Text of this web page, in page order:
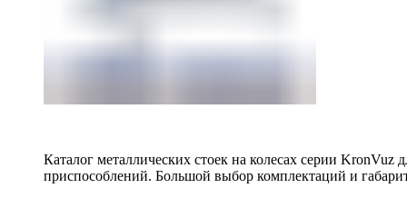
Каталог металлических стоек на колесах серии KronVuz
приспособлений. Большой выбор комплектаций и